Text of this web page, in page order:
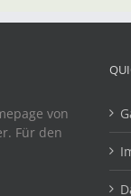
von
Für den